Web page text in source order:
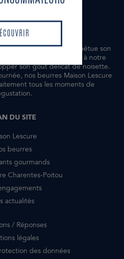
que Maison Lescure perpétue son
de la crème permet à notre
son goût délicat de noisette.
nos beurres Maison Lescure
tous les moments de
DU SITE
Lescure
beurres
gourmands
Charentes-Poitou
engagements
actualités
/ Réponses
légales
des données